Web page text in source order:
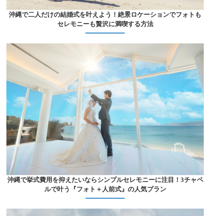
沖縄で二人だけの結婚式を叶えよう！絶景ロケーションでフォトも
セレモニーも贅沢に満喫する方法
沖縄で挙式費用を抑えたいならシンプルセレモニーに注目！3チャペ
ルで叶う『フォト＋人前式』の人気プラン